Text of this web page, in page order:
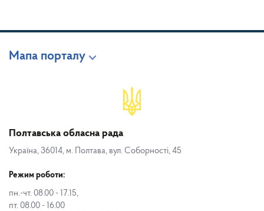
Мапа порталу
Полтавська обласна рада
Україна, 36014, м. Полтава, вул. Соборності, 45
Режим роботи:
пн.-чт. 08.00 - 17.15,
пт. 08.00 - 16.00